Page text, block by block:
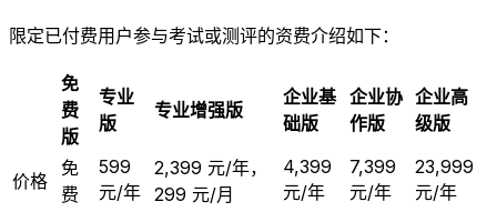
限定已付费用户参与考试或测评的资费介绍如下：
免
费
版
专业
版
专业增强版
企业基
础版
企业协
作版
企业高
级版
价格
免
费
599
元/年
2,399 元/年，
299 元/月
4,399
元/年
7,399
元/年
23,999
元/年